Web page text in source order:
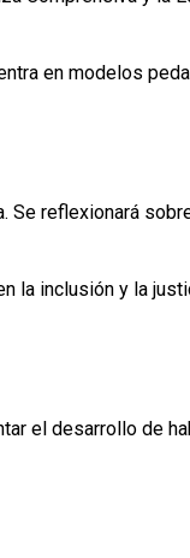
en modelos
reflexionará
la inclusión y la
el desarrollo de